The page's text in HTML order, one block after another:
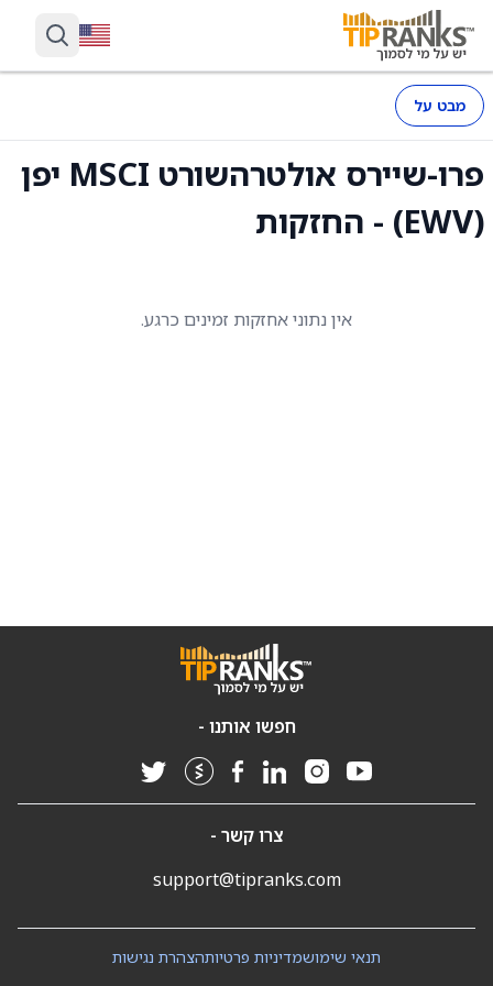
מבט על
פרו-שיירס אולטרהשורט MSCI יפן
(EWV) - החזקות
אין נתוני אחזקות זמינים כרגע.
חפשו אותנו -
צרו קשר -
support@tipranks.com
הצהרת נגישותמדיניות פרטיותתנאי שימוש